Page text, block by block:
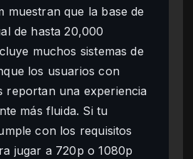
muestran que la base de
de hasta 20,000
muchos sistemas de
los usuarios con
reportan una experiencia
más fluida. Si tu
con los requisitos
jugar a 720p o 1080p